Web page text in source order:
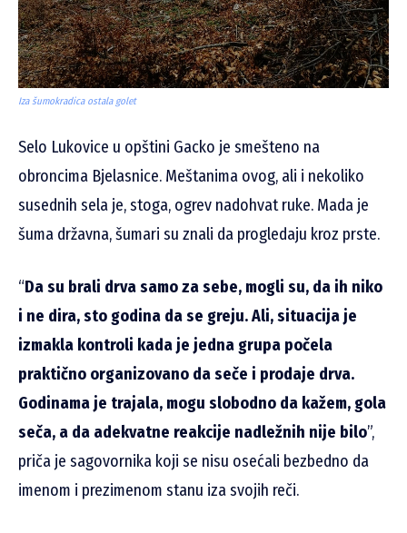
Iza šumokradica ostala golet
Selo Lukovice u opštini Gacko je smešteno na
obroncima Bjelasnice. Meštanima ovog, ali i nekoliko
susednih sela je, stoga, ogrev nadohvat ruke. Mada je
šuma državna, šumari su znali da progledaju kroz prste.
“Da su brali drva samo za sebe, mogli su, da ih niko
i ne dira, sto godina da se greju. Ali, situacija je
izmakla kontroli kada je jedna grupa počela
praktično organizovano da seče i prodaje drva.
Godinama je trajala, mogu slobodno da kažem, gola
seča, a da adekvatne reakcije nadležnih nije bilo”,
priča je sagovornika koji se nisu osećali bezbedno da
imenom i prezimenom stanu iza svojih reči.